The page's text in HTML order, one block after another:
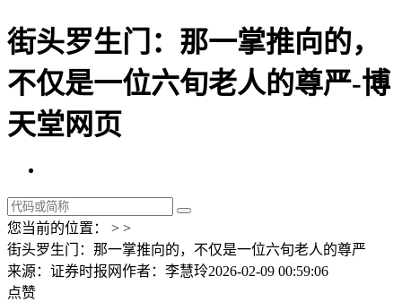
街头罗生门：那一掌推向的，
不仅是一位六旬老人的尊严-博
天堂网页
您当前的位置： > >
街头罗生门：那一掌推向的，不仅是一位六旬老人的尊严
来源：证券时报网作者：李慧玲2026-02-09 00:59:06
点赞